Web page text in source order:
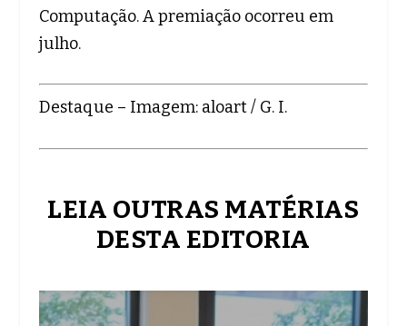
Computação. A premiação ocorreu em
julho.
Destaque – Imagem: aloart / G. I.
LEIA OUTRAS MATÉRIAS
DESTA EDITORIA